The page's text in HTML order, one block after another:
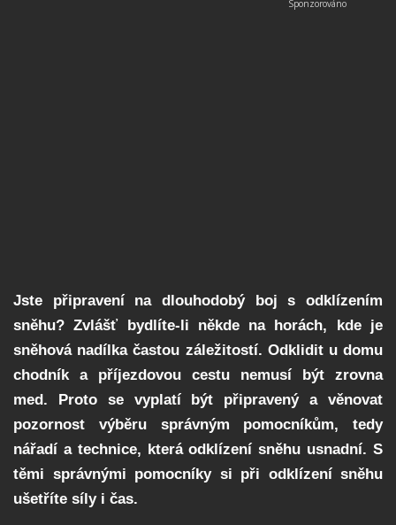
Jste připravení na dlouhodobý boj s odklízením
sněhu? Zvlášť bydlíte-li někde na horách, kde je
sněhová nadílka častou záležitostí. Odklidit u domu
chodník a příjezdovou cestu nemusí být zrovna
med. Proto se vyplatí být připravený a věnovat
pozornost výběru správným pomocníkům, tedy
nářadí a technice, která odklízení sněhu usnadní. S
těmi správnými pomocníky si při odklízení sněhu
ušetříte síly i čas.